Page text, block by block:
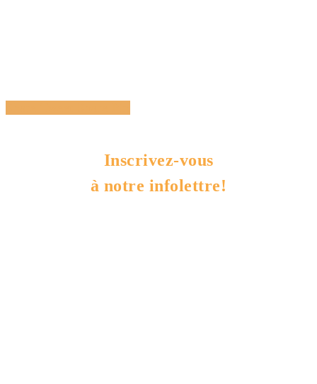
Inscrivez-vous
à notre infolettre!